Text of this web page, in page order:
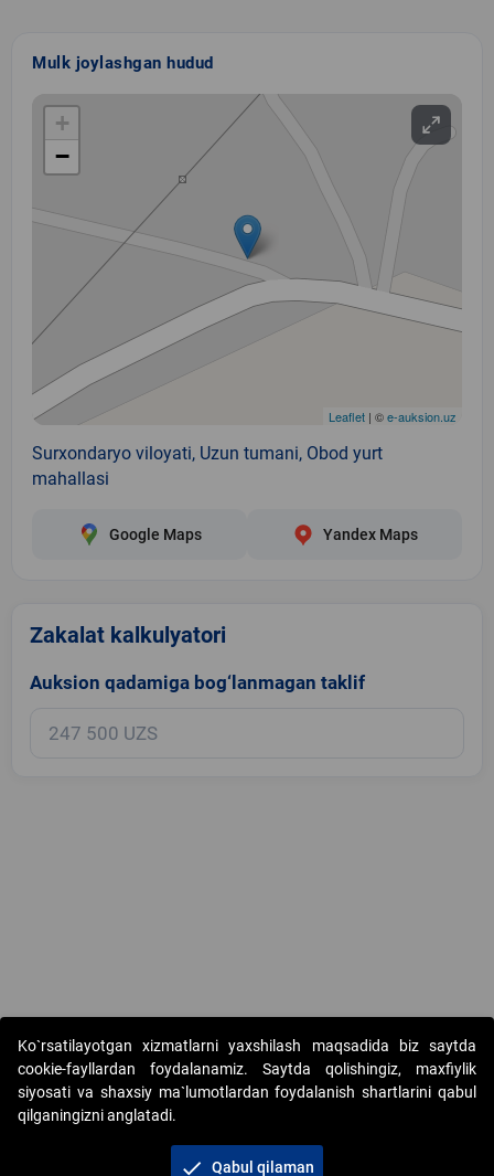
Mulk joylashgan hudud
+
−
Leaflet | ©e-auksion.uz
Surxondaryo viloyati, Uzun tumani, Obod yurt
mahallasi
Google Maps Yandex Maps
Zakalat kalkulyatori
Auksion qadamiga bog‘lanmagan taklif
Copyright © 2017-2026. "Elektron onlayn-auksionlarni tashkil etish"
AJ. Barcha huquqlar himoyalangan
Ko`rsatilayotgan xizmatlarni yaxshilash maqsadida biz saytda
cookie-fayllardan foydalanamiz. Saytda qolishingiz, maxfiylik
siyosati va shaxsiy ma`lumotlardan foydalanish shartlarini qabul
qilganingizni anglatadi.
check Qabul qilaman